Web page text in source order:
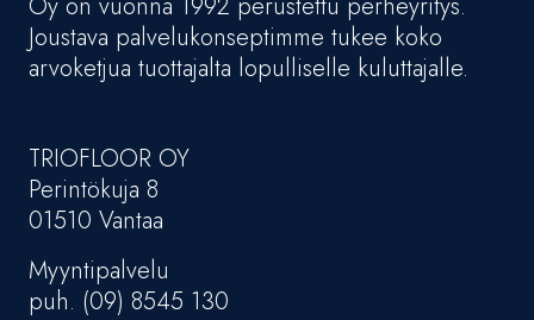
Joustava palvelukonseptimme tukee koko
arvoketjua tuottajalta lopulliselle kuluttajalle.
TRIOFLOOR OY
Perintökuja 8
01510 Vantaa
Myyntipalvelu
puh. (09) 8545 130